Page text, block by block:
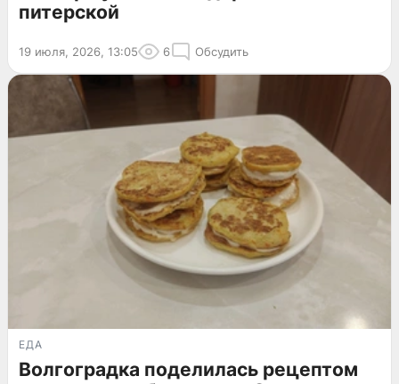
питерской
19 июля, 2026, 13:05 6 Обсудить
ЕДА
Волгоградка поделилась рецептом